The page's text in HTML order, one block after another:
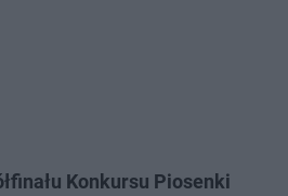
Konkursu Piosenki